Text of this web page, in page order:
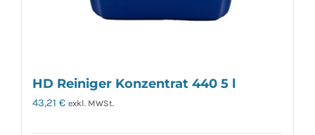
HD Reiniger Konzentrat 440 5 l
43,21 € exkl. MWSt.